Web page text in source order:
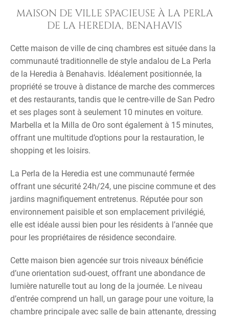
MAISON DE VILLE SPACIEUSE À LA PERLA
DE LA HEREDIA, BENAHAVIS
Cette maison de ville de cinq chambres est située dans la
communauté traditionnelle de style andalou de La Perla
de la Heredia à Benahavis. Idéalement positionnée, la
propriété se trouve à distance de marche des commerces
et des restaurants, tandis que le centre-ville de San Pedro
et ses plages sont à seulement 10 minutes en voiture.
Marbella et la Milla de Oro sont également à 15 minutes,
offrant une multitude d’options pour la restauration, le
shopping et les loisirs.
La Perla de la Heredia est une communauté fermée
offrant une sécurité 24h/24, une piscine commune et des
jardins magnifiquement entretenus. Réputée pour son
environnement paisible et son emplacement privilégié,
elle est idéale aussi bien pour les résidents à l’année que
pour les propriétaires de résidence secondaire.
Cette maison bien agencée sur trois niveaux bénéficie
d’une orientation sud-ouest, offrant une abondance de
lumière naturelle tout au long de la journée. Le niveau
d’entrée comprend un hall, un garage pour une voiture, la
chambre principale avec salle de bain attenante, dressing